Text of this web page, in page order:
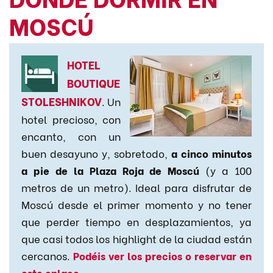
MOSCÚ
HOTEL
BOUTIQUE
STOLESHNIKOV. Un
hotel precioso, con
encanto, con un
buen desayuno y, sobretodo, a cinco minutos
a pie de la Plaza Roja de Moscú (y a 100
metros de un metro). Ideal para disfrutar de
Moscú desde el primer momento y no tener
que perder tiempo en desplazamientos, ya
que casi todos los highlight de la ciudad están
cercanos. Podéis ver los precios o reservar en